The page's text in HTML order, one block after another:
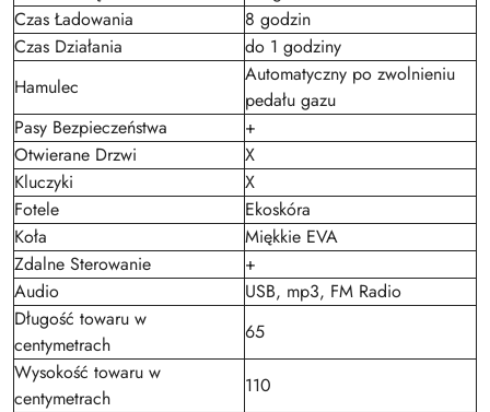
Czas Ładowania
8 godzin
Czas Działania
do 1 godziny
Hamulec
Automatyczny po zwolnieniu
pedału gazu
Pasy Bezpieczeństwa
+
Otwierane Drzwi
X
Kluczyki
X
Fotele
Ekoskóra
Koła
Miękkie EVA
Zdalne Sterowanie
+
Audio
USB, mp3, FM Radio
Długość towaru w
centymetrach
65
Wysokość towaru w
centymetrach
110